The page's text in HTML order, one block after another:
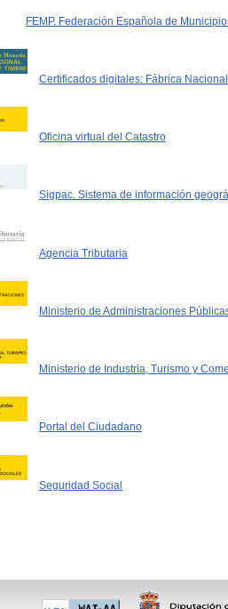
FEMP. Federación Española de
Certificados digitales: Fábrica
Oficina virtual del Catastro
Sigpac. Sistema de información
Agencia Tributaria
Ministerio de Administraciones
Ministerio de Industria, Turismo y
Portal del Ciudadano
Seguridad Social